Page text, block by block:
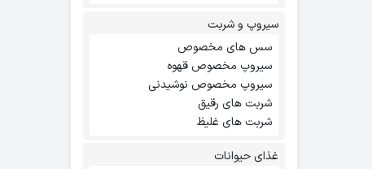
سیروپ و شربت
سس های مخصوص
سیروپ مخصوص قهوه
سیروپ مخصوص نوشیدنی
شربت های رقیق
شربت های غلیظ
غذای حیوانات